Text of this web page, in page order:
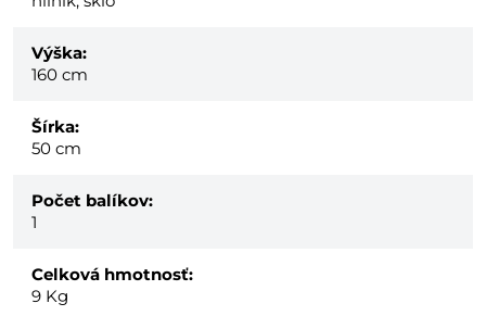
Výška:
160 cm
Šírka:
50 cm
Počet balíkov:
1
Celková hmotnosť:
9 Kg